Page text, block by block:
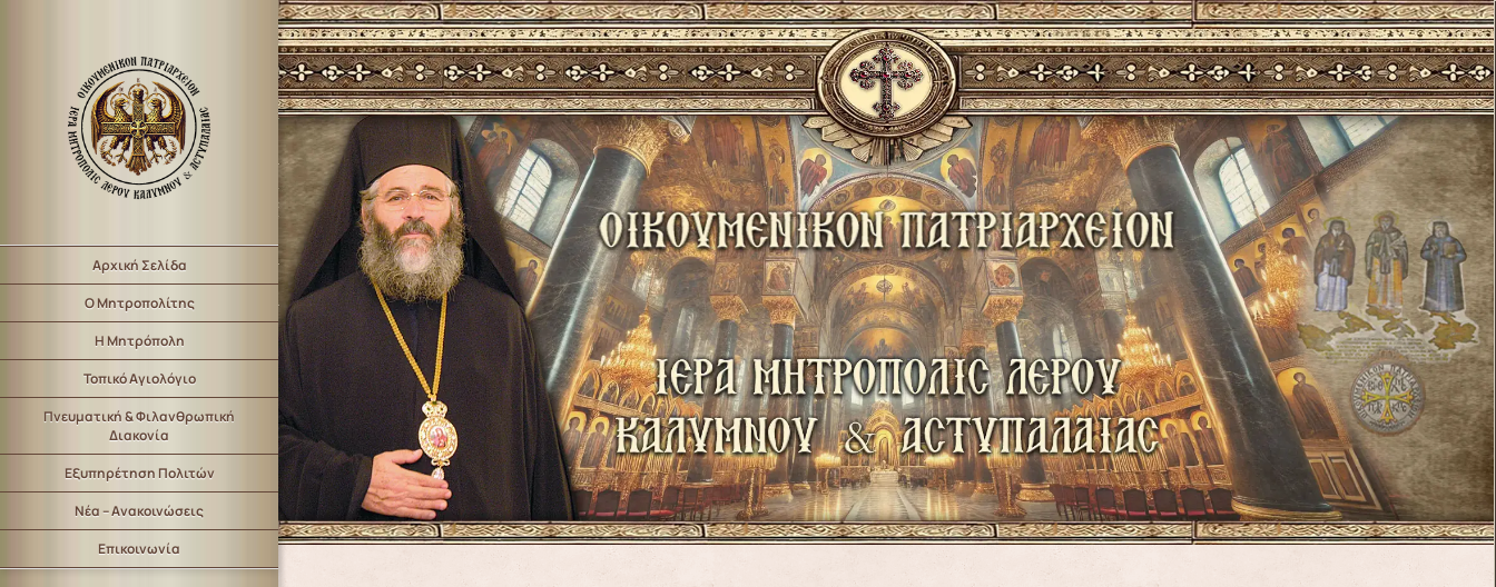
Αρχική Σελίδα
Ο Μητροπολίτης
Η Μητρόπολη
Τοπικό Αγιολόγιο
Πνευματική & Φιλανθρωπική
Διακονία
Εξυπηρέτηση Πολιτών
Νέα – Ανακοινώσεις
Επικοινωνία